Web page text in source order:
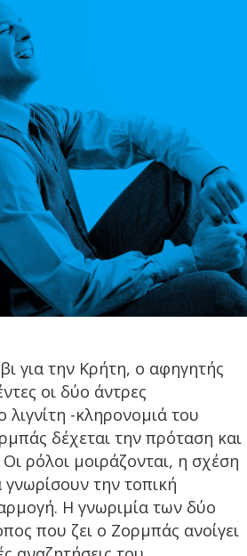
για την Κρήτη, ο αφηγητής
οι δύο άντρες
-κληρονομιά του
δέχεται την πρόταση και
ρόλοι μοιράζονται, η σχέση
την τοπική
Η γνωριμία των δύο
που ζει ο Ζορμπάς ανοίγει